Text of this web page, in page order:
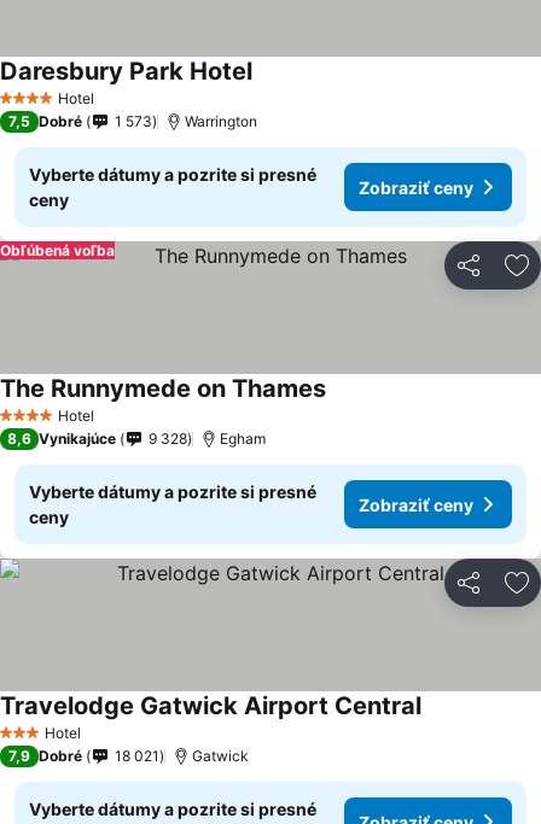
4 Počet hviezdičiek
Hotel
Daresbury Park HotelZobraziť ceny
7,5 Dobré 1 573 Warrington
Vyberte dátumy a pozrite si presné
ceny
Zobraziť ceny
Zdieľať
Obľúbená voľba
4 Počet hviezdičiek
Hotel
The Runnymede on ThamesZobraziť ceny
8,6 Vynikajúce 9 328 Egham
Vyberte dátumy a pozrite si presné
ceny
Zobraziť ceny
Zdieľať
3 Počet hviezdičiek
Hotel
Travelodge Gatwick Airport CentralZobraziť
7,9 Dobré 18 021 Gatwick
Vyberte dátumy a pozrite si presné